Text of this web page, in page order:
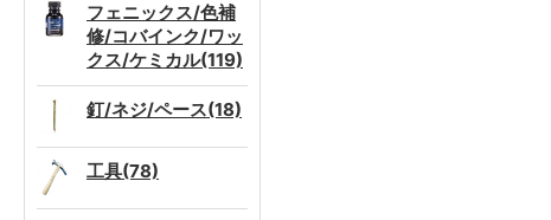
フェニックス/色補
修/コバインク/ワッ
クス/ケミカル(119)
釘/ネジ/ペース(18)
工具(78)